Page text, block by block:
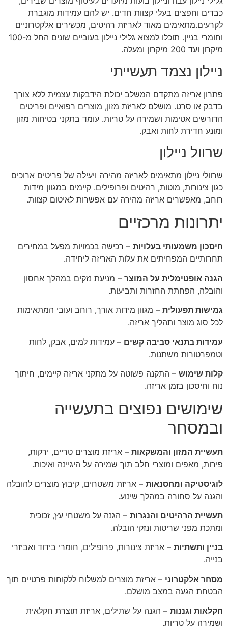
כבדים וחפצים בעלי קצוות חדים. יש להם עמידות מוגברת
לקרעים.מתאימים מאוד לאריזת רהיטים, מכשירים אלקטרוניים
וחומרי בניין. תוכלו למצוא גלילי ניילון בעוביים שונים החל מ-100
מיקרון ועד 200 מיקרון ומעלה.
ניילון נצמד תעשייתי
פתרון אריזה מתקדם המשלב יכולת הידבקות עצמית ללא צורך
בדבק או סרט. מושלם לאריזת מזון, מוצרים רפואיים ופריטים
הדורשים אטימות ושמירה על טריות. עומד בתקני בטיחות מזון
ומונע חדירת לחות ואבק.
שרוול ניילון
שרוולי ניילון מתאימים לאריזה מהירה ויעילה של פריטים ארוכים
כגון צינורות, מוטות, רהיטים ופרופילים. קיימים במגוון מידות
רוחב, מאפשרים אריזה מהירה עם אפשרות לאיטום קצוות.
יתרונות מרכזיים
חיסכון משמעותי בעלויות – רכישה בכמויות מפעל במחירים
תחרותיים המפחיתים את עלות האריזה ליחידה.
הגנה אופטימלית על המוצר – מניעת נזקים במהלך אחסון
והובלה, הפחתת החזרות ותביעות.
גמישות תפעולית – מגוון מידות אורך, רוחב ועובי המתאימות
לכל סוג מוצר ותהליך אריזה.
עמידות בתנאי סביבה קשים – עמידות למים, אבק, לחות
וטמפרטורות משתנות.
קלות שימוש – התקנה פשוטה על מתקני אריזה קיימים, חיתוך
נוח וחיסכון בזמן אריזה.
שימושים נפוצים בתעשייה
ובמסחר
תעשיית המזון והמשקאות – אריזת מוצרים טריים, ירקות,
פירות, מאפים ומוצרי חלב תוך שמירה על היגיינה ואיכות.
לוגיסטיקה ומחסנאות – אריזת משטחים, קיבוץ מוצרים להובלה
והגנה על סחורה במהלך שינוע.
תעשיית הרהיטים והנגרות – הגנה על משטחי עץ, זכוכית
ומתכת מפני שריטות ונזקי הובלה.
בניין ותשתיות – אריזת צינורות, פרופילים, חומרי בידוד ואביזרי
בנייה.
מסחר אלקטרוני – אריזת מוצרים למשלוח ללקוחות פרטיים תוך
הבטחת הגעה במצב מושלם.
חקלאות וגננות – הגנה על שתילים, אריזת תוצרת חקלאית
ושמירה על טריות.